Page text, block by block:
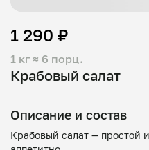
Крабовый салат
1 кг ≈ 6 порц.
1 290 ₽
Описание и состав
Крабовый салат — простой